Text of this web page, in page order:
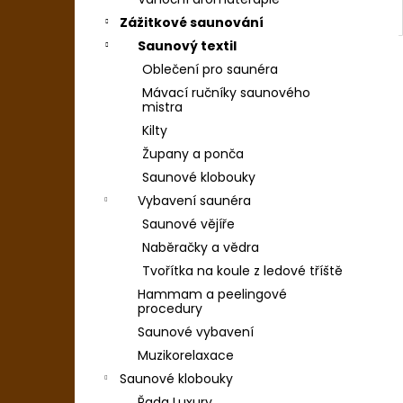
Zážitkové saunování
Saunový textil
Oblečení pro saunéra
Mávací ručníky saunového
mistra
Kilty
Župany a ponča
Saunové klobouky
Vybavení saunéra
Saunové vějíře
Naběračky a vědra
Tvořítka na koule z ledové tříště
Hammam a peelingové
procedury
Saunové vybavení
Muzikorelaxace
Saunové klobouky